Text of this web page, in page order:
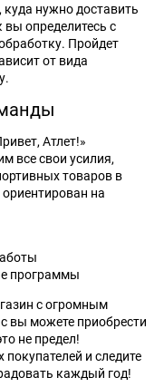
нужно доставить
определитесь с
Пройдет
от вида
Атлет!»
все свои усилия,
товаров в
на
программы
с огромным
вы можете приобрести
не предел!
и следите
каждый год!